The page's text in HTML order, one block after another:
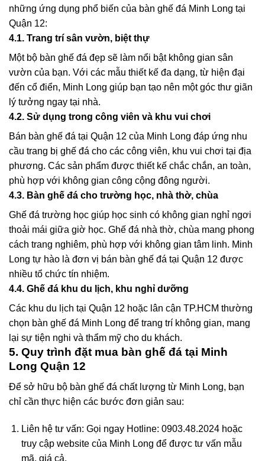
những ứng dụng phổ biến của bàn ghế đá Minh Long tại
Quận 12:
4.1. Trang trí sân vườn, biệt thự
Một bộ bàn ghế đá đẹp sẽ làm nổi bật không gian sân
vườn của bạn. Với các mẫu thiết kế đa dạng, từ hiện đại
đến cổ điển, Minh Long giúp bạn tạo nên một góc thư giãn
lý tưởng ngay tại nhà.
4.2. Sử dụng trong công viên và khu vui chơi
Bán bàn ghế đá tại Quận 12 của Minh Long đáp ứng nhu
cầu trang bị ghế đá cho các công viên, khu vui chơi tại địa
phương. Các sản phẩm được thiết kế chắc chắn, an toàn,
phù hợp với không gian công cộng đông người.
4.3. Bàn ghế đá cho trường học, nhà thờ, chùa
Ghế đá trường học giúp học sinh có không gian nghỉ ngơi
thoải mái giữa giờ học. Ghế đá nhà thờ, chùa mang phong
cách trang nghiêm, phù hợp với không gian tâm linh. Minh
Long tự hào là đơn vị bán bàn ghế đá tại Quận 12 được
nhiều tổ chức tín nhiệm.
4.4. Ghế đá khu du lịch, khu nghỉ dưỡng
Các khu du lịch tại Quận 12 hoặc lân cận TP.HCM thường
chọn bàn ghế đá Minh Long để trang trí không gian, mang
lại sự tiện nghi và thẩm mỹ cho du khách.
5. Quy trình đặt mua bàn ghế đá tại Minh
Long Quận 12
Để sở hữu bộ bàn ghế đá chất lượng từ Minh Long, bạn
chỉ cần thực hiện các bước đơn giản sau:
Liên hệ tư vấn: Gọi ngay Hotline: 0903.48.2024hoặc
truy cập website của Minh Long để được tư vấn mẫu
mã, giá cả.